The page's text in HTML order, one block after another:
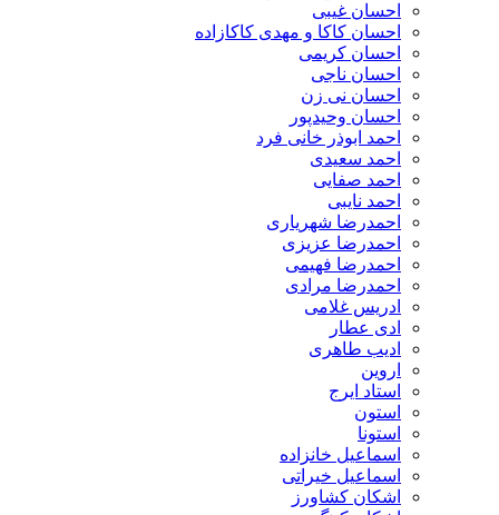
احسان غیبی
احسان کاکا و مهدی کاکازاده
احسان کریمی
احسان ناجی
احسان نی زن
احسان وحیدپور
احمد ابوذر خانی فرد
احمد سعیدی
احمد صفایی
احمد نایبی
احمدرضا شهریاری
احمدرضا عزیزی
احمدرضا فهیمی
احمدرضا مرادی
ادریس غلامی
ادی عطار
ادیب طاهری
اروین
استاد ایرج
استون
استونا
اسماعیل خانزاده
اسماعیل خیراتی
اشکان کشاورز